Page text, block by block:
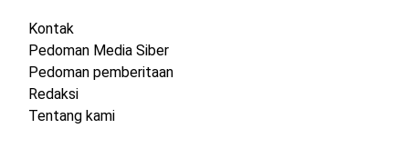
Kontak
Pedoman Media Siber
Pedoman pemberitaan
Redaksi
Tentang kami